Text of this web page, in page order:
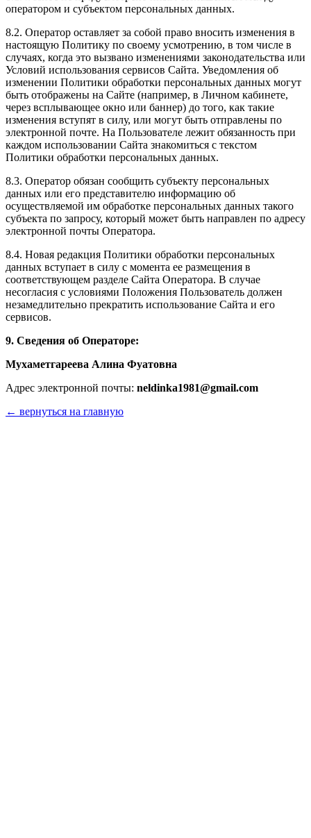
оператором и субъектом персональных данных.
8.2. Оператор оставляет за собой право вносить изменения в
настоящую Политику по своему усмотрению, в том числе в
случаях, когда это вызвано изменениями законодательства или
Условий использования сервисов Сайта. Уведомления об
изменении Политики обработки персональных данных могут
быть отображены на Сайте (например, в Личном кабинете,
через всплывающее окно или баннер) до того, как такие
изменения вступят в силу, или могут быть отправлены по
электронной почте. На Пользователе лежит обязанность при
каждом использовании Сайта знакомиться с текстом
Политики обработки персональных данных.
8.3. Оператор обязан сообщить субъекту персональных
данных или его представителю информацию об
осуществляемой им обработке персональных данных такого
субъекта по запросу, который может быть направлен по адресу
электронной почты Оператора.
8.4. Новая редакция Политики обработки персональных
данных вступает в силу с момента ее размещения в
соответствующем разделе Сайта Оператора. В случае
несогласия с условиями Положения Пользователь должен
незамедлительно прекратить использование Сайта и его
сервисов.
9. Сведения об Операторе:
Мухаметгареева Алина Фуатовна
Адрес электронной почты: neldinka1981@gmail.com
← вернуться на главную